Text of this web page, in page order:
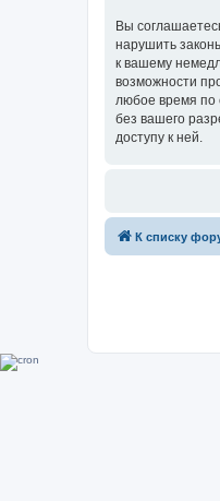
Вы
нарушить
к вашему
возможности
любое время по
без вашего
доступу к ней.
К списку